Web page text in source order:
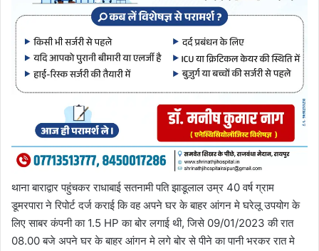
थाना बाराद्वार पहुंचकर राधाबाई सतनामी पति झाडूलाल उम्र 40 वर्ष ग्राम
डूमरपारा ने रिपोर्ट दर्ज कराई कि वह अपने घर के बाहर आंगन मे घरेलू उपयोग के
लिए साबर कंपनी का 1.5 HP का बोर लगाई थी, जिसे 09/01/2023 की रात
08.00 बजे अपने घर के बाहर आंगन मे लगे बोर से पीने का पानी भरकर रात मे